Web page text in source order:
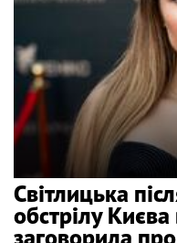
Світлицька
обстрілу